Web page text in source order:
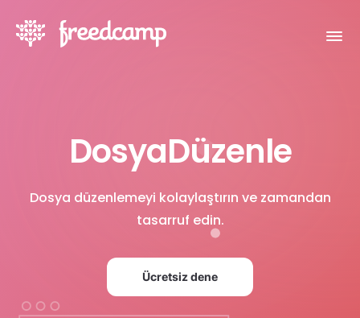
DosyaDüzenle
Dosya düzenlemeyi kolaylaştırın ve zamandan
tasarruf edin.
Ücretsiz dene